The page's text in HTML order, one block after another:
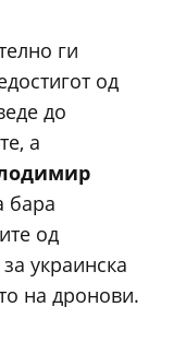
ги
од
до
а
бара
од
украинска
на дронови.